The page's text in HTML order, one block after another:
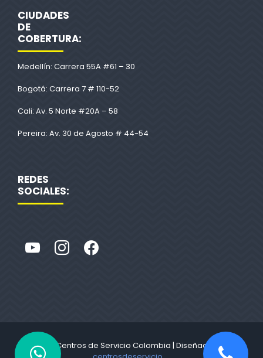
CIUDADES
DE
COBERTURA:
Medellín: Carrera 55A #61 – 30
Bogotá: Carrera 7 # 110-52
Cali: Av. 5 Norte #20A – 58
Pereira: Av. 30 de Agosto # 44-54
REDES
SOCIALES:
© 2022 Centros de Servicio Colombia | Diseñado por